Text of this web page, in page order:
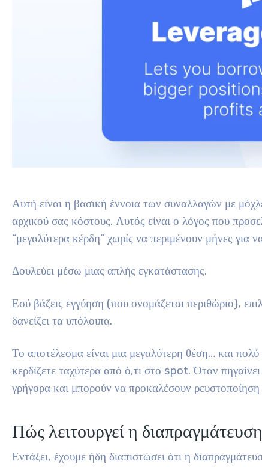
Αυτή είναι η βασική έννοια των συναλλαγών με
αρχικού σας κόστους. Αυτός είναι ο λόγος που
“μεγαλύτερα κέρδη” χωρίς να περιμένουν μήνες για
Δουλεύει μέσω μιας απλής εγκατάστασης.
Εσύ βάζεις εγγύηση (που ονομάζεται περιθώριο),
δανείζει τα υπόλοιπα.
Το αποτέλεσμα είναι μια μεγαλύτερη θέση… και
κερδίζετε ταχύτερα από ό,τι στο spot. Όταν
γρήγορα και μπορούν να προκαλέσουν ρευστοποίηση
Πώς λειτουργεί η
Εντάξει, έχουμε ήδη διαπιστώσει ότι η